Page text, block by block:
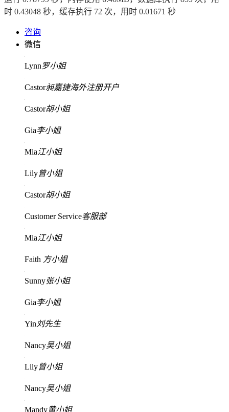
时 0.43048 秒，缓存执行 72 次，用时 0.01671 秒
咨询
微信
Lynn罗小姐
Castor昶嘉捷海外注册开户
Castor胡小姐
Gia李小姐
Mia江小姐
Lily曾小姐
Castor胡小姐
Customer Service客服部
Mia江小姐
Faith 方小姐
Sunny张小姐
Gia李小姐
Yin 刘先生
Nancy吴小姐
Lily曾小姐
Nancy吴小姐
Mandy黄小姐